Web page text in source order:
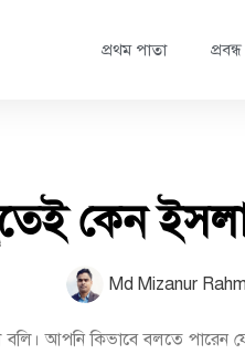
প্রথম পাতা প্রবন্ধ
কেন
Md Mizanur
আপনি কিভাবে বলতে